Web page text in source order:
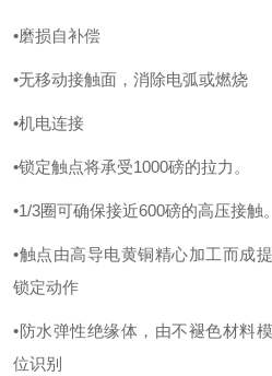
•磨损自补偿
•无移动接触面，消除电弧或燃烧
•机电连接
•锁定触点将承受1000磅的拉力。
•1/3圈可确保接近600磅的高压接
•触点由高导电黄铜精心加工而成
锁定动作
•防水弹性绝缘体，由不褪色材料
位识别